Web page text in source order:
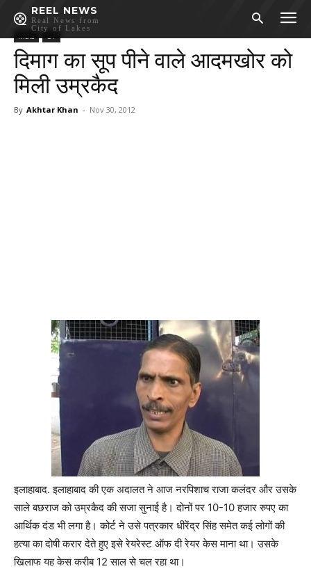
REEL NEWS
Real News from
City of Lakes
India UP
दिमाग का सूप पीने वाले आदमखोर को
मिली उम्रकैद
By Akhtar Khan - Nov 30, 2012
इलाहाबाद. इलाहाबाद की एक अदालत ने आज नरपिशाच राजा कलंदर और उसके
साले बछराज को उम्रकैद की सजा सुनाई है। दोनों पर 10-10 हजार रुपए का
आर्थिक दंड भी लगा है। कोर्ट ने उसे पत्रकार धीरेंद्र सिंह समेत कई लोगों की
हत्या का दोषी करार देते हुए इसे रेयरेस्ट ऑफ दी रेयर केस माना था। उसके
खिलाफ यह केस करीब 12 साल से चल रहा था।